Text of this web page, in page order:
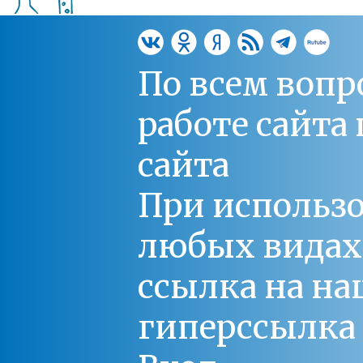
По всем
работе
сайта
При
любых
ссылка на